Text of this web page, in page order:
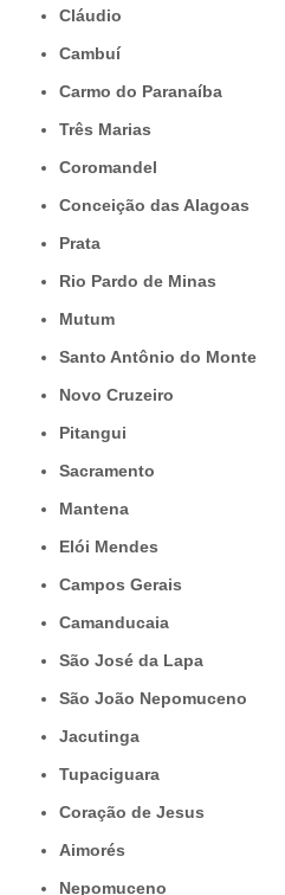
Cláudio
Cambuí
Carmo do Paranaíba
Três Marias
Coromandel
Conceição das Alagoas
Prata
Rio Pardo de Minas
Mutum
Santo Antônio do Monte
Novo Cruzeiro
Pitangui
Sacramento
Mantena
Elói Mendes
Campos Gerais
Camanducaia
São José da Lapa
São João Nepomuceno
Jacutinga
Tupaciguara
Coração de Jesus
Aimorés
Nepomuceno